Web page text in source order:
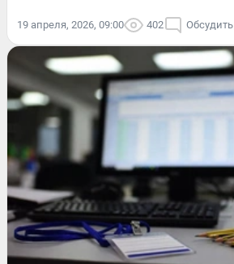
19 апреля, 2026, 09:00 402 Обсудить